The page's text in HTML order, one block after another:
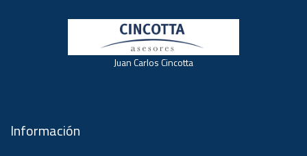
Juan Carlos Cincotta
Información